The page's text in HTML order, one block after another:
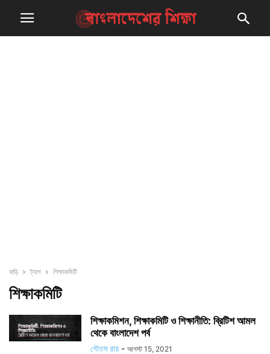
বাড়ি ট্যাগ শিক্ষাকমিটি
শিক্ষাকমিটি
শিক্ষাকমিশন, শিক্ষাকমিটি ও শিক্ষানীতি: ব্রিটিশ আমল
থেকে বাংলাদেশ পর্ব
গৌতম রায় - আগস্ট 15, 2021